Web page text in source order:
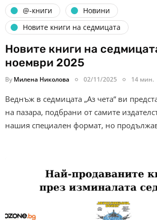
@-книги
Новини
Новите книги на седмицата
Новите книги на
ноември 2025
By Милена Николова 02/11/2025 14 мин.
Веднъж в седмицата „Аз чета“ ви
на пазара, подбрани от самите
нашия специален формат, но